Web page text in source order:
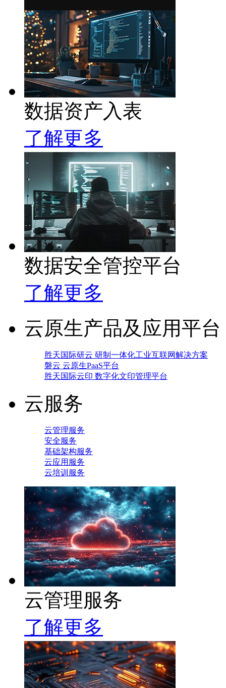
数据资产入表
了解更多
数据安全管控平台
了解更多
云原生产品及应用平台
胜天国际研云 研制一体化工业互联网解决方案
磐云 云原生PaaS平台
胜天国际云印 数字化文印管理平台
云服务
云管理服务
安全服务
基础架构服务
云应用服务
云培训服务
云管理服务
了解更多